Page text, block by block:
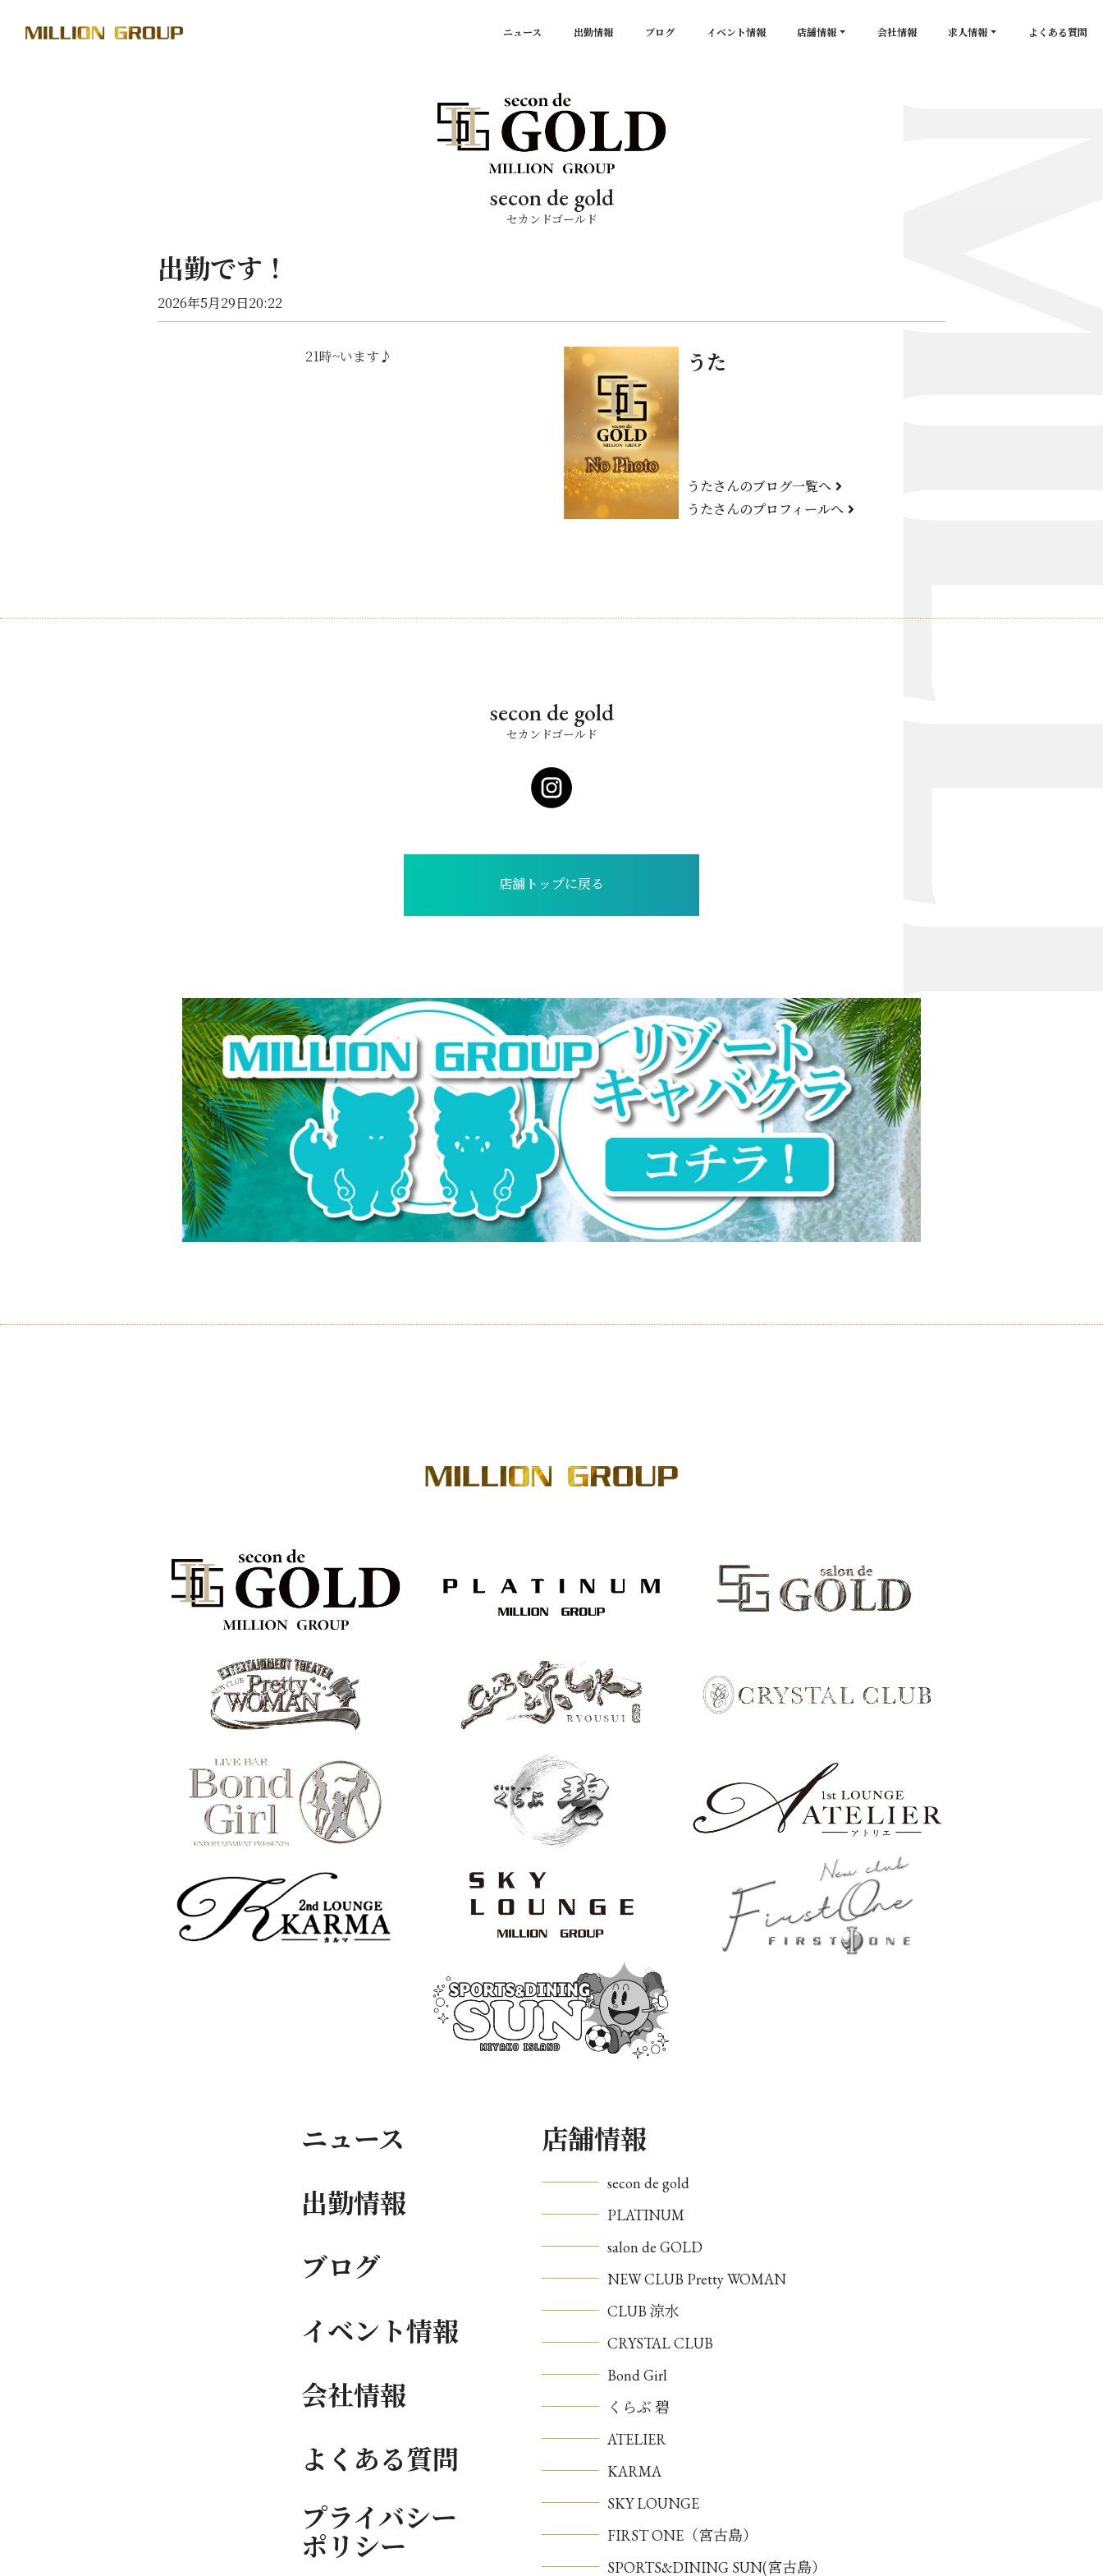
ニュース 出勤情報 ブログ イベント情報 店舗情報
KARMA
SPORTS&DINING SUN(宮古島）
会社情報 求人情報 よくある質問
secon de gold
セカンドゴールド
出勤です！
2026年5月29日20:22
21時~います♪ うた
うたさんのブログ一覧へ
うたさんのプロフィールへ
secon de gold
セカンドゴールド
店舗トップに戻る
ニュース
出勤情報
ブログ
イベント情報
会社情報
よくある質問
プライバシー
ポリシー
店舗情報
secon de gold
PLATINUM
salon de GOLD
NEW CLUB Pretty WOMAN
CLUB 涼水
CRYSTAL CLUB
Bond Girl
くらぶ 碧
ATELIER
KARMA
SKY LOUNGE
FIRST ONE（宮古島）
SPORTS&DINING SUN(宮古島）